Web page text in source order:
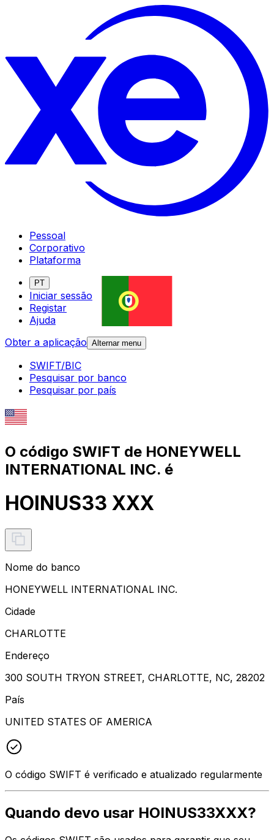
Pessoal
Corporativo
Plataforma
PT
Iniciar sessão
Registar
Ajuda
Obter a aplicação Alternar menu
SWIFT/BIC
Pesquisar por banco
Pesquisar por país
O código SWIFT de HONEYWELL
INTERNATIONAL INC. é
HOINUS33 XXX
Nome do banco
HONEYWELL INTERNATIONAL INC.
Cidade
CHARLOTTE
Endereço
300 SOUTH TRYON STREET, CHARLOTTE, NC, 28202
País
UNITED STATES OF AMERICA
O código SWIFT é verificado e atualizado regularmente
Quando devo usar HOINUS33XXX?